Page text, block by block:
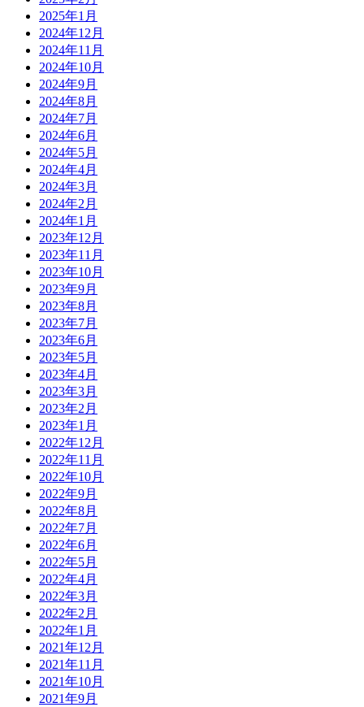
2025年1月
2024年12月
2024年11月
2024年10月
2024年9月
2024年8月
2024年7月
2024年6月
2024年5月
2024年4月
2024年3月
2024年2月
2024年1月
2023年12月
2023年11月
2023年10月
2023年9月
2023年8月
2023年7月
2023年6月
2023年5月
2023年4月
2023年3月
2023年2月
2023年1月
2022年12月
2022年11月
2022年10月
2022年9月
2022年8月
2022年7月
2022年6月
2022年5月
2022年4月
2022年3月
2022年2月
2022年1月
2021年12月
2021年11月
2021年10月
2021年9月